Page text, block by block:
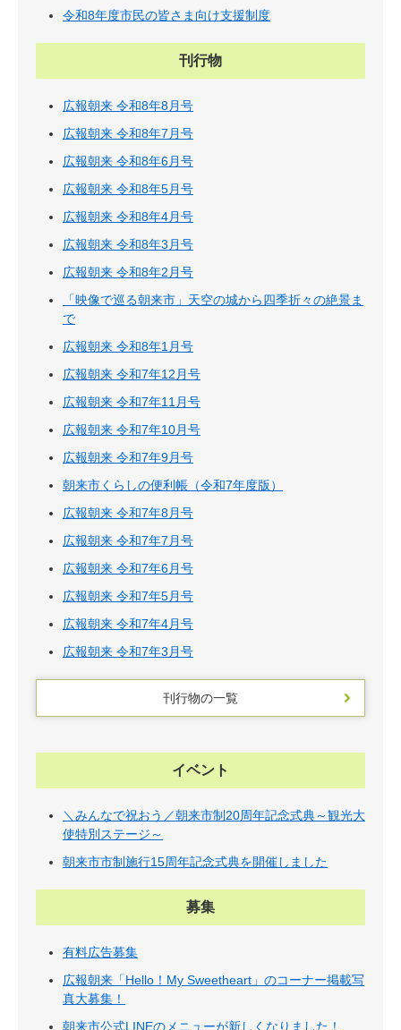
令和8年度市民の皆さま向け支援制度
刊行物
広報朝来 令和8年8月号
広報朝来 令和8年7月号
広報朝来 令和8年6月号
広報朝来 令和8年5月号
広報朝来 令和8年4月号
広報朝来 令和8年3月号
広報朝来 令和8年2月号
「映像で巡る朝来市」天空の城から四季折々の絶景ま
で
広報朝来 令和8年1月号
広報朝来 令和7年12月号
広報朝来 令和7年11月号
広報朝来 令和7年10月号
広報朝来 令和7年9月号
朝来市くらしの便利帳（令和7年度版）
広報朝来 令和7年8月号
広報朝来 令和7年7月号
広報朝来 令和7年6月号
広報朝来 令和7年5月号
広報朝来 令和7年4月号
広報朝来 令和7年3月号
刊行物の一覧
イベント
＼みんなで祝おう／朝来市制20周年記念式典～観光大
使特別ステージ～
朝来市市制施行15周年記念式典を開催しました
募集
有料広告募集
広報朝来「Hello！My Sweetheart」のコーナー掲載写
真大募集！
朝来市公式LINEのメニューが新しくなりました！